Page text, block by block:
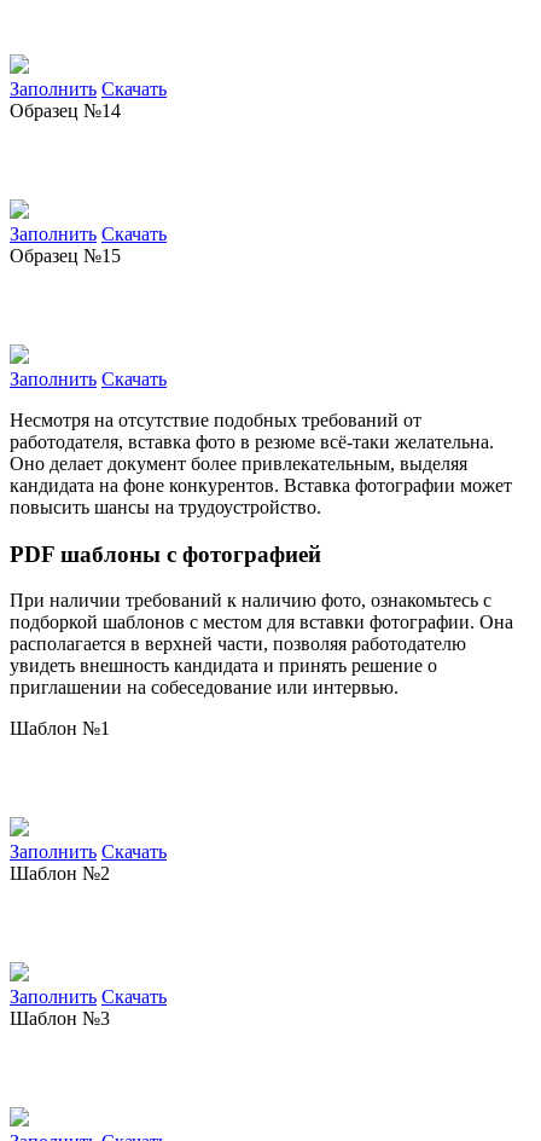
Заполнить Скачать
Образец №14
Заполнить Скачать
Образец №15
Заполнить Скачать
Несмотря на отсутствие подобных требований от
работодателя, вставка фото в резюме всё-таки желательна.
Оно делает документ более привлекательным, выделяя
кандидата на фоне конкурентов. Вставка фотографии может
повысить шансы на трудоустройство.
PDF шаблоны с фотографией
При наличии требований к наличию фото, ознакомьтесь с
подборкой шаблонов с местом для вставки фотографии. Она
располагается в верхней части, позволяя работодателю
увидеть внешность кандидата и принять решение о
приглашении на собеседование или интервью.
Шаблон №1
Заполнить Скачать
Шаблон №2
Заполнить Скачать
Шаблон №3